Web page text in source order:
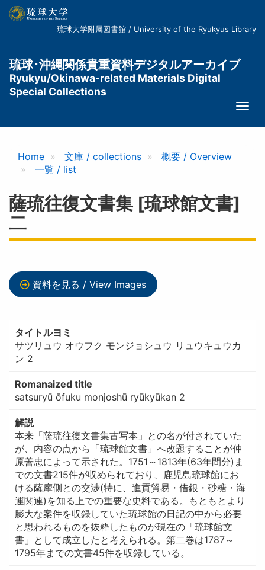
コ
琉球大学附属図書館 / University of the Ryukyus Library
琉球･沖縄関係貴重資料デジタルアーカイブ
Ryukyu/Okinawa-related Materials Digital
Special Collections
Home 文庫 / collections
概要 / Overview
一覧 / list
薩琉往復文書集 [琉球館文書]
二
資料を見る / View Images
タイトルヨミ
サツリュウ オウフク モンジョシュウ リュウキュウカ
ン 2
Romanaized title
satsuryū ōfuku monjoshū ryūkyūkan 2
解説
本来「薩琉往復文書集古写本」との名が付されていた
が、内容の点から「琉球館文書」へ改題することが仲
原善忠によって示された。1751～1813年(63年間分)ま
での文書215件が収められており、鹿児島琉球館にお
ける薩摩側との交渉(特に、進貢貿易・借銀・砂糖・海
運関連)を知る上での重要な史料である。もともとより
膨大な案件を収録していた琉球館の日記の中から必要
と思われるものを抜粋したものが現在の「琉球館文
書」として成立したと考えられる。第二巻は1787～
1795年までの文書45件を収録している。